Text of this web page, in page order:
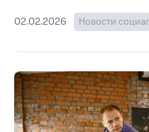
02.02.2026 Новости